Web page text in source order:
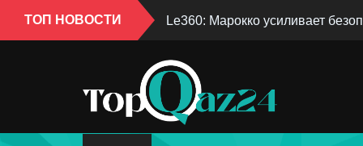
ТОП НОВОСТИ Le360: Марокко усиливает